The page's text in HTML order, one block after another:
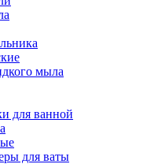
мыла
для ванной
для ваты